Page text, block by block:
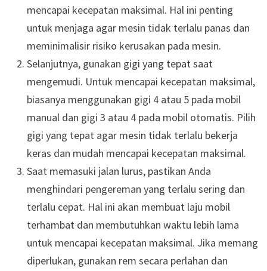
mencapai kecepatan maksimal. Hal ini penting
untuk menjaga agar mesin tidak terlalu panas dan
meminimalisir risiko kerusakan pada mesin.
Selanjutnya, gunakan gigi yang tepat saat
mengemudi. Untuk mencapai kecepatan maksimal,
biasanya menggunakan gigi 4 atau 5 pada mobil
manual dan gigi 3 atau 4 pada mobil otomatis. Pilih
gigi yang tepat agar mesin tidak terlalu bekerja
keras dan mudah mencapai kecepatan maksimal.
Saat memasuki jalan lurus, pastikan Anda
menghindari pengereman yang terlalu sering dan
terlalu cepat. Hal ini akan membuat laju mobil
terhambat dan membutuhkan waktu lebih lama
untuk mencapai kecepatan maksimal. Jika memang
diperlukan, gunakan rem secara perlahan dan